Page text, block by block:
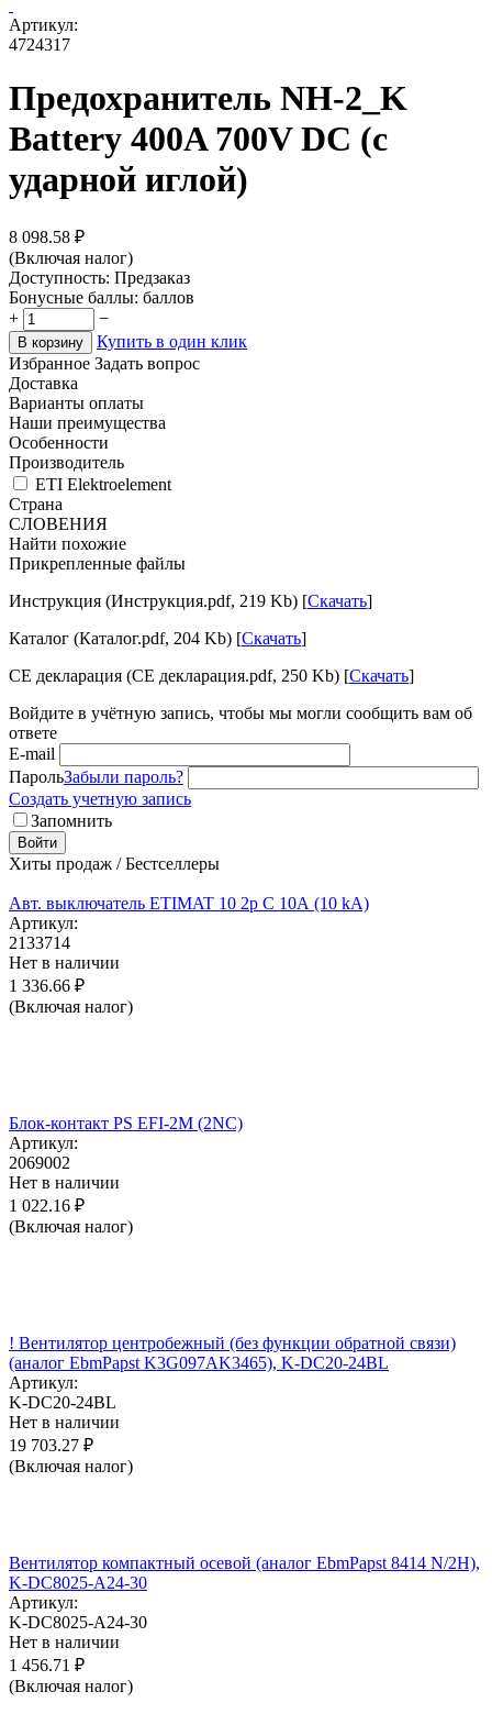
Артикул:
4724317
Предохранитель NH-2_K
Battery 400A 700V DC (с
ударной иглой)
8 098.58 ₽
(Включая налог)
Доступность: Предзаказ
Бонусные баллы: баллов
+
−
В корзину
Купить в один клик
Избранное Задать вопрос
Доставка
Варианты оплаты
Наши преимущества
Особенности
Производитель
ETI Elektroelement
Страна
СЛОВЕНИЯ
Найти похожие
Прикрепленные файлы
Инструкция (Инструкция.pdf, 219 Kb) [Скачать]
Каталог (Каталог.pdf, 204 Kb) [Скачать]
CE декларация (CE декларация.pdf, 250 Kb) [Скачать]
Войдите в учётную запись, чтобы мы могли сообщить вам об
ответе
E-mail
ПарольЗабыли пароль?
Создать учетную запись
Запомнить
Войти
Хиты продаж / Бестселлеры
Авт. выключатель ETIMAT 10 2p C 10А (10 kA)
Артикул:
2133714
Нет в наличии
1 336.66 ₽
(Включая налог)
Блок-контакт PS EFI-2M (2NC)
Артикул:
2069002
Нет в наличии
1 022.16 ₽
(Включая налог)
! Вентилятор центробежный (без функции обратной связи)
(аналог EbmPapst K3G097AK3465), K-DC20-24BL
Артикул:
K-DC20-24BL
Нет в наличии
19 703.27 ₽
(Включая налог)
Вентилятор компактный осевой (аналог EbmPapst 8414 N/2H),
K-DC8025-A24-30
Артикул:
K-DC8025-A24-30
Нет в наличии
1 456.71 ₽
(Включая налог)